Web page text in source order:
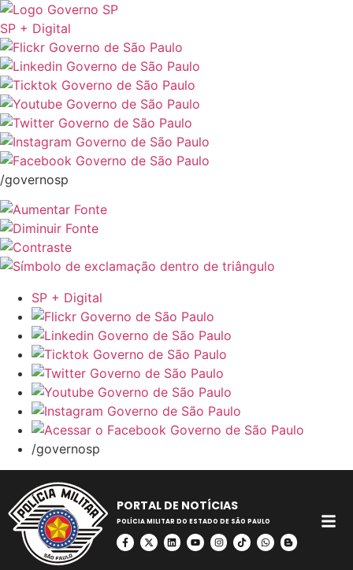
SP + Digital
/governosp
SP + Digital
/governosp
PORTAL DE NOTÍCIAS
POLÍCIA MILITAR DO ESTADO DE SÃO PAULO